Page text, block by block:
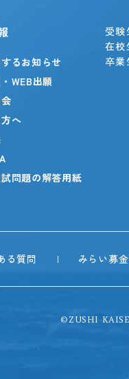
受験
在校
卒業
るお知らせ
WEB出願
へ
問題の解答用紙
る質問 みらい募
©ZUSHI